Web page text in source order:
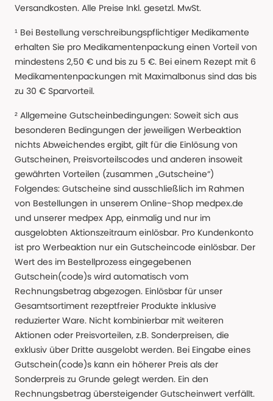
Versandkosten. Alle Preise Inkl. gesetzl. MwSt.
¹ Bei Bestellung verschreibungspflichtiger Medikamente
erhalten Sie pro Medikamentenpackung einen Vorteil von
mindestens 2,50 € und bis zu 5 €. Bei einem Rezept mit 6
Medikamentenpackungen mit Maximalbonus sind das bis
zu 30 € Sparvorteil.
² Allgemeine Gutscheinbedingungen: Soweit sich aus
besonderen Bedingungen der jeweiligen Werbeaktion
nichts Abweichendes ergibt, gilt für die Einlösung von
Gutscheinen, Preisvorteilscodes und anderen insoweit
gewährten Vorteilen (zusammen „Gutscheine“)
Folgendes: Gutscheine sind ausschließlich im Rahmen
von Bestellungen in unserem Online-Shop medpex.de
und unserer medpex App, einmalig und nur im
ausgelobten Aktionszeitraum einlösbar. Pro Kundenkonto
ist pro Werbeaktion nur ein Gutscheincode einlösbar. Der
Wert des im Bestellprozess eingegebenen
Gutschein(code)s wird automatisch vom
Rechnungsbetrag abgezogen. Einlösbar für unser
Gesamtsortiment rezeptfreier Produkte inklusive
reduzierter Ware. Nicht kombinierbar mit weiteren
Aktionen oder Preisvorteilen, z.B. Sonderpreisen, die
exklusiv über Dritte ausgelobt werden. Bei Eingabe eines
Gutschein(code)s kann ein höherer Preis als der
Sonderpreis zu Grunde gelegt werden. Ein den
Rechnungsbetrag übersteigender Gutscheinwert verfällt.